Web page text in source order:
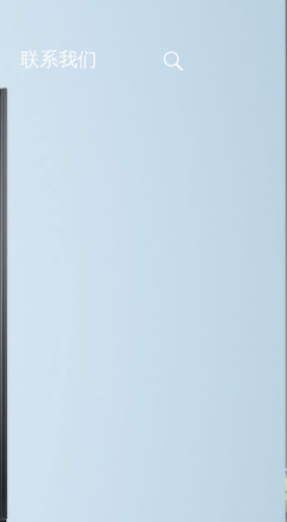
联系我们